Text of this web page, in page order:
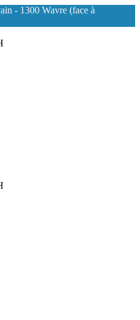
- 1300 Wavre (face à